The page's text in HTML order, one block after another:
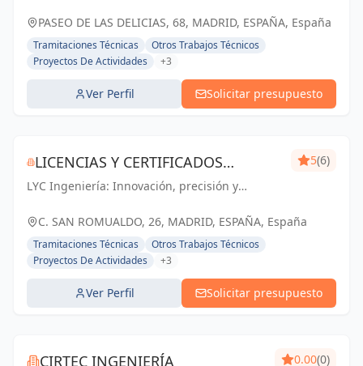
PASEO DE LAS DELICIAS, 68, MADRID, ESPAÑA, España
Tramitaciones Técnicas
Otros Trabajos Técnicos
Proyectos De Actividades
+3
Ver Perfil Solicitar presupuesto
LICENCIAS Y CERTIFICADOS
ESTUDIO DE INGENIERÍA S.L.P.
LYC Ingeniería: Innovación, precisión y
arquitectura en Madrid.
5(6)
C. SAN ROMUALDO, 26, MADRID, ESPAÑA, España
Tramitaciones Técnicas
Otros Trabajos Técnicos
Proyectos De Actividades
+3
Ver Perfil Solicitar presupuesto
CIRTEC INGENIERÍA 0.00(0)